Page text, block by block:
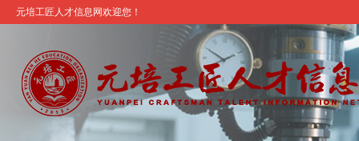
元培工匠人才信息网欢迎您！